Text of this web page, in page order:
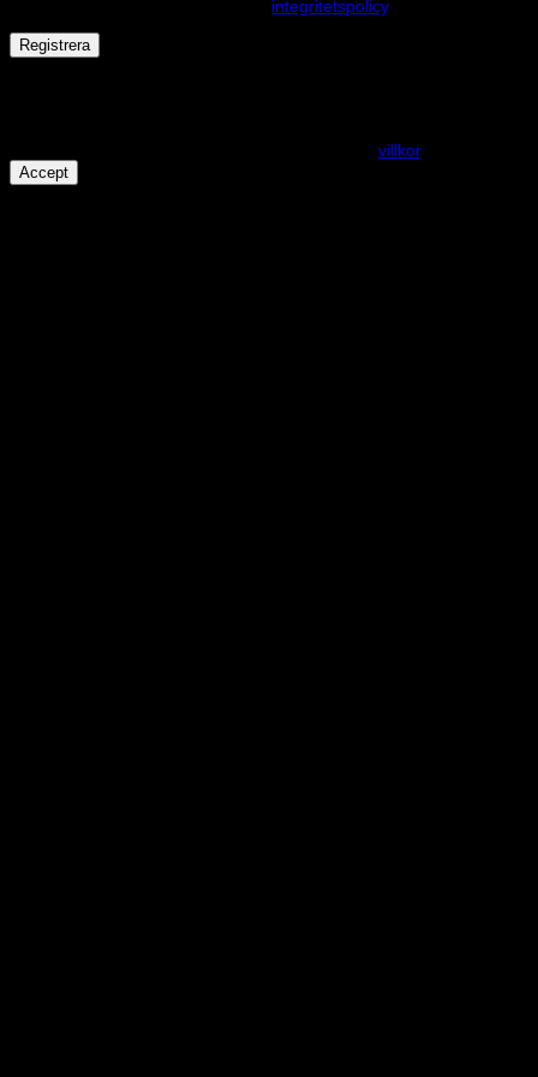
integritetspolicy.
Registrera
villkor.
Accept